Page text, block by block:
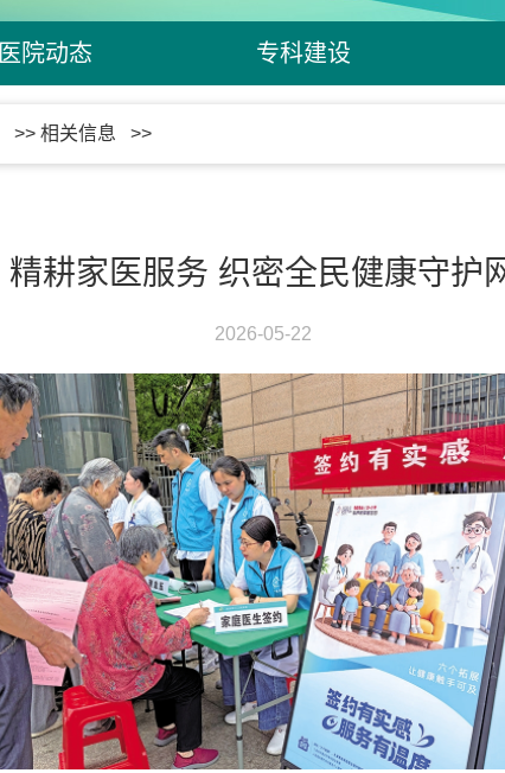
医院动态 专科建设
>> 相关信息 >>
精耕家医服务 织密全民健康守护
2026-05-22